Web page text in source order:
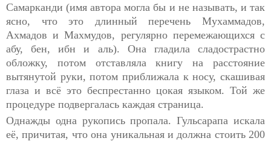
Самарканди (имя автора могла бы и не называть, и так
ясно, что это длинный перечень Мухаммадов,
Ахмадов и Махмудов, регулярно перемежающихся с
абу, бен, ибн и аль). Она гладила сладострастно
обложку, потом отставляла книгу на расстояние
вытянутой руки, потом приближала к носу, скашивая
глаза и всё это беспрестанно цокая языком. Той же
процедуре подвергалась каждая страница.
Однажды одна рукопись пропала. Гульсарапа искала
её, причитая, что она уникальная и должна стоить 200